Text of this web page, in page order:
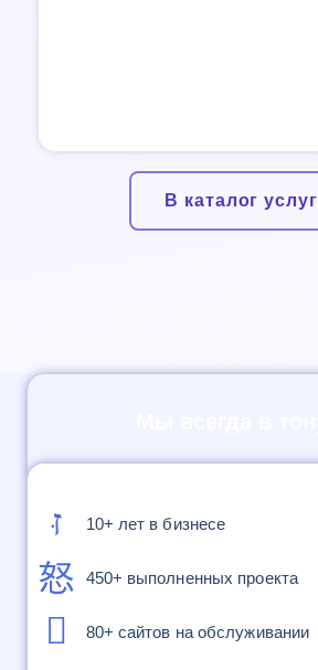
В каталог услуг
10+ лет в бизнесе
450+ выполненных проекта
80+ сайтов на обслуживании